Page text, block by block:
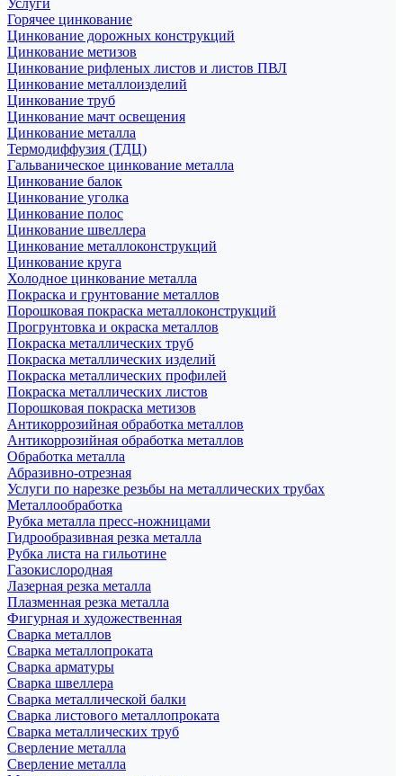
Услуги
Горячее цинкование
Цинкование дорожных конструкций
Цинкование метизов
Цинкование рифленых листов и листов ПВЛ
Цинкование металлоизделий
Цинкование труб
Цинкование мачт освещения
Цинкование металла
Термодиффузия (ТДЦ)
Гальваническое цинкование металла
Цинкование балок
Цинкование уголка
Цинкование полос
Цинкование швеллера
Цинкование металлоконструкций
Цинкование круга
Холодное цинкование металла
Покраска и грунтование металлов
Порошковая покраска металлоконструкций
Прогрунтовка и окраска металлов
Покраска металлических труб
Покраска металлических изделий
Покраска металлических профилей
Покраска металлических листов
Порошковая покраска метизов
Антикоррозийная обработка металлов
Антикоррозийная обработка металлов
Обработка металла
Абразивно-отрезная
Услуги по нарезке резьбы на металлических трубах
Металлообработка
Рубка металла пресс-ножницами
Гидрообразивная резка металла
Рубка листа на гильотине
Газокислородная
Лазерная резка металла
Плазменная резка металла
Фигурная и художественная
Сварка металлов
Сварка металлопроката
Сварка арматуры
Сварка швеллера
Сварка металлической балки
Сварка листового металлопроката
Сварка металлических труб
Сверление металла
Сверление металла